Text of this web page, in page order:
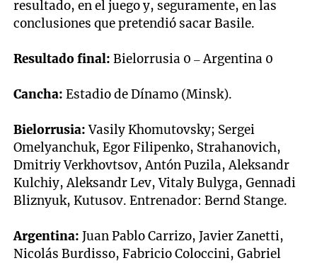
resultado, en el juego y, seguramente, en las
conclusiones que pretendió sacar Basile.
Resultado final: Bielorrusia 0 – Argentina 0
Cancha: Estadio de Dínamo (Minsk).
Bielorrusia:Vasily Khomutovsky; Sergei
Omelyanchuk, Egor Filipenko, Strahanovich,
Dmitriy Verkhovtsov, Antón Puzila, Aleksandr
Kulchiy, Aleksandr Lev, Vitaly Bulyga, Gennadi
Bliznyuk, Kutusov. Entrenador: Bernd Stange.
Argentina: Juan Pablo Carrizo, Javier Zanetti,
Nicolás Burdisso, Fabricio Coloccini, Gabriel